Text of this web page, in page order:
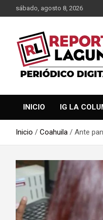
al
sábado, agosto 8, 2026
Reporte
INICIO IG LA
Inicio Coahuila Ante